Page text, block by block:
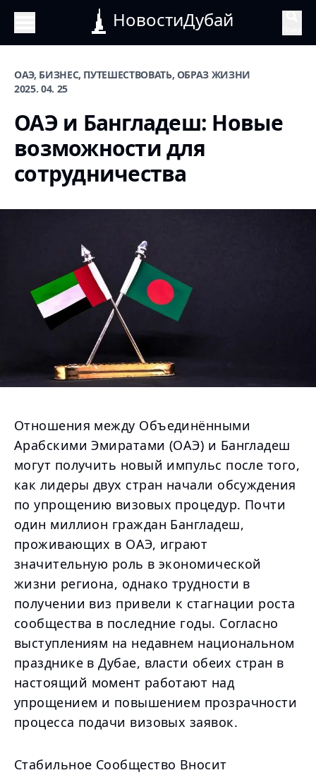
НовостиДубай
ОАЭ, БИЗНЕС, ПУТЕШЕСТВОВАТЬ, ОБРАЗ ЖИЗНИ
2025. 04. 25
ОАЭ и Бангладеш: Новые
возможности для
сотрудничества
Отношения между Объединёнными
Арабскими Эмиратами (ОАЭ) и Бангладеш
могут получить новый импульс после того,
как лидеры двух стран начали обсуждения
по упрощению визовых процедур. Почти
один миллион граждан Бангладеш,
проживающих в ОАЭ, играют
значительную роль в экономической
жизни региона, однако трудности в
получении виз привели к стагнации роста
сообщества в последние годы. Согласно
выступлениям на недавнем национальном
празднике в Дубае, власти обеих стран в
настоящий момент работают над
упрощением и повышением прозрачности
процесса подачи визовых заявок.
Стабильное Сообщество Вносит